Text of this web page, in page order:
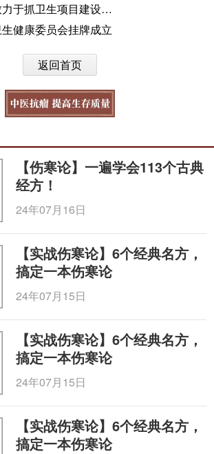
卫生项目建设工作力推健康扶贫
健康委员会挂牌成立
返回首页
【伤寒论】一遍学会113个古典
经方！
24年07月16日
【实战伤寒论】6个经典名方，
搞定一本伤寒论
24年07月15日
【实战伤寒论】6个经典名方，
搞定一本伤寒论
24年07月15日
【实战伤寒论】6个经典名方，
搞定一本伤寒论